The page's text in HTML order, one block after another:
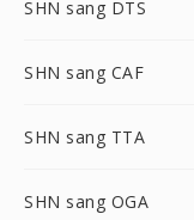
SHN sang DTS
SHN sang CAF
SHN sang TTA
SHN sang OGA